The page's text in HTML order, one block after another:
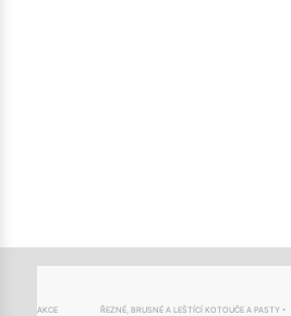
AKCE ŘEZNÉ, BRUSNÉ A LEŠTÍCÍ KOTOUČE A PASTY